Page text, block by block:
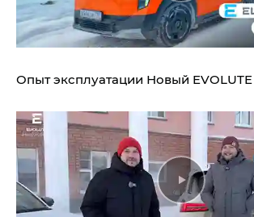
Опыт эксплуатации Новый EVOLUTE